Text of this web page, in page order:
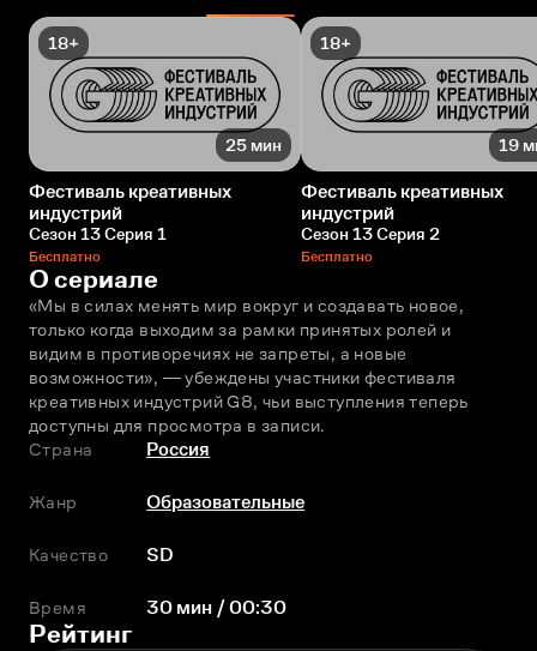
18+
25 мин
Фестиваль креативных
индустрий
Сезон 13 Серия 1
Бесплатно
18+
19
Фестиваль креативных
индустрий
Сезон 13 Серия 2
Бесплатно
О сериале
«Мы в силах менять мир вокруг и создавать новое,
только когда выходим за рамки принятых ролей и
видим в противоречиях не запреты, а новые
возможности», ― убеждены участники фестиваля
креативных индустрий G8, чьи выступления теперь
доступны для просмотра в записи.
Страна
Россия
Жанр Образовательные
Качество SD
Время 30 мин / 00:30
Рейтинг